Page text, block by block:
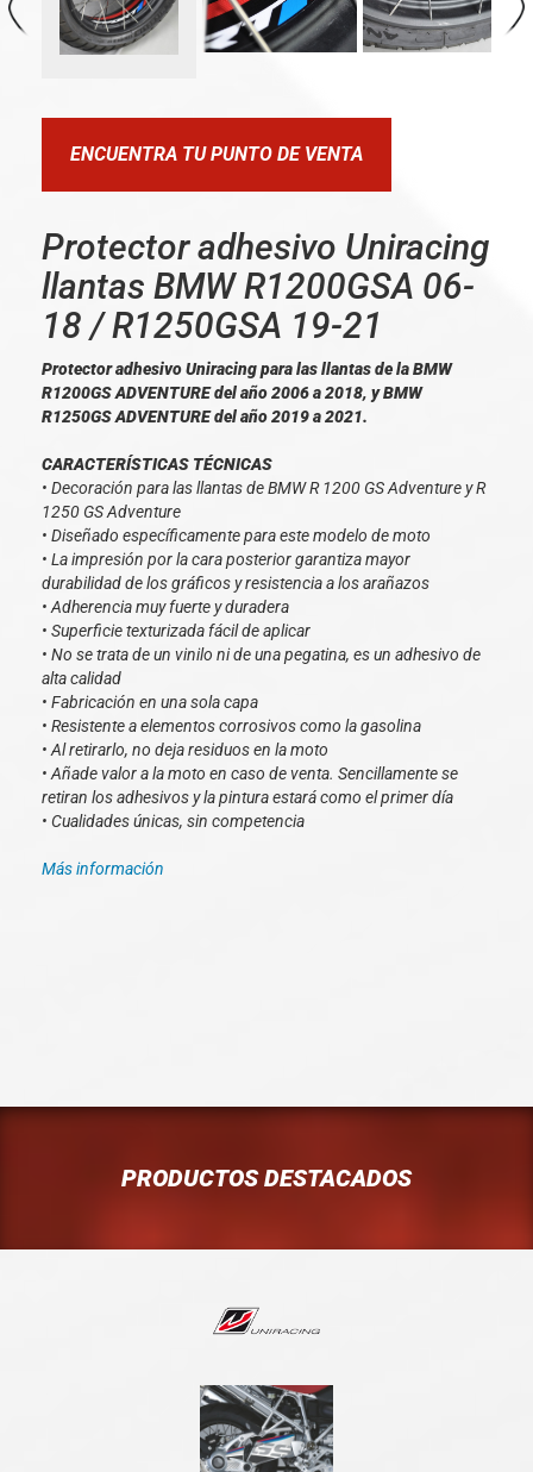
ENCUENTRA TU PUNTO DE VENTA
Protector adhesivo Uniracing
llantas BMW R1200GSA 06-
18 / R1250GSA 19-21
Protector adhesivo Uniracing para las llantas de la BMW
R1200GS ADVENTURE del año 2006 a 2018, y BMW
R1250GS ADVENTURE del año 2019 a 2021.
CARACTERÍSTICAS TÉCNICAS
• Decoración para las llantas de BMW R 1200 GS Adventure y R
1250 GS Adventure
• Diseñado específicamente para este modelo de moto
• La impresión por la cara posterior garantiza mayor
durabilidad de los gráficos y resistencia a los arañazos
• Adherencia muy fuerte y duradera
• Superficie texturizada fácil de aplicar
• No se trata de un vinilo ni de una pegatina, es un adhesivo de
alta calidad
• Fabricación en una sola capa
• Resistente a elementos corrosivos como la gasolina
• Al retirarlo, no deja residuos en la moto
• Añade valor a la moto en caso de venta. Sencillamente se
retiran los adhesivos y la pintura estará como el primer día
• Cualidades únicas, sin competencia
Más información
PRODUCTOS DESTACADOS